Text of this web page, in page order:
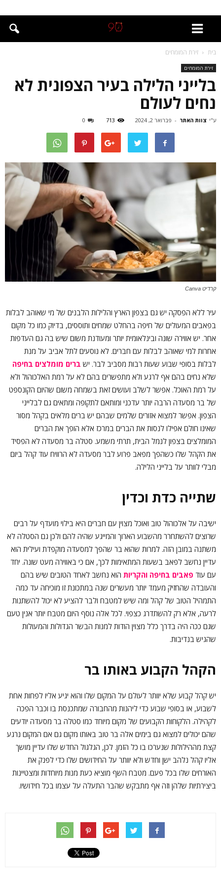
בית זירת המומחים
זירת המומחים
בלייני הלילה בעיר הצפונית לא
נחים לעולם
ע"י צוות האתר - פברואר 2, 2024 713
0
קרדיט Canva
עיר ללא הפסקה יש גם בצפון הארץ והלילות הלבנים של מי שאוהב לבלות
בפאבים המעולים של חיפה בהחלט שמחים ותוססים, בדיוק כמו כל מקום
אחר. יש אווירה שונה ובינלאומית יותר ומעודנת משום שיש בה גם העדפות
אחרות למי שאוהב לבלות עם חברים. לא נוסעים לתל אביב על מנת
לבלות בסופי שבוע שעות רבות מסביב לבר. יש ברים מומלצים בחיפה
שלא נחים בהם אף לרגע ולא מתפשרים בהם לא על רמת האלכוהול ולא
על רמת האוכל. אפשר לשלב ועושים זאת בשמחה משום שהיום הקונספט
של בר מסעדה הרבה יותר עדכני ומותאם לתקופה ומתאים גם לבלייני
הצפון. אפשר למצוא אזורים שלמים שבהם יש ברים מלאים בקהל מסור
שאינו חולם אפילו לנסות את הברים במרכז אלא הופך את הברים
המומלצים בצפון לנמל הבית, תרתי משמע. סטלה בר מסעדה לא הפסיד
את הקהל שלו כשהפך מפאב פרוע לבר מסעדה לא הרוויח עוד קהל ביום
מבלי לוותר על בלייני הלילה.
שתייה כדת וכדין
ישיבה על אלכוהול טוב ואוכל מצוין עם חברים היא בילוי מועדף על רבים
שרוצים להשתחרר מהשבוע הארוך והמייגע שהיה להם ולכן גם הסטלה לא
משתנה במובן הזה. למרות שהוא בר שהפך למסעדה מוקפדת ועילית הוא
עדיין נחשב לפאב בשעות המתאימות לכך, אם כי באווירה מעט שונה. יחד
עם עוד פאבים בחיפה והקריות הוא נחשב לאחד הטובים שיש בהם
והעובדה שהחזיק מעמד יותר מעשרים שנה במתכונת זו מוכיחה עד כמה
התמהיל הטוב של קהל ומה שיש למטבח ולבר להציע לא יכול להשתנות
לרעה, אלא רק להשתדרג כצפוי. לכל אלה נוסף היום מטבח יותר אנין טעם
שגם ככה היה בדרך כלל מצוין הודות למנות הבשר הגדולות והמעולות
שהגיש בנדיבות.
הקהל הקבוע באותו בר
יש קהל קבוע שלא יוותר לעולם על המקום שלו והוא יגיע אליו לפחות אחת
לשבוע, או בסופי שבוע כדי ליהנות מהחבורה שמתכנסת בו וכבר הפכה
לקהילה. הלקוחות הקבועים של מקום מיוחד כמו סטלה בר מסעדה יודעים
שהם יכולים למצוא גם בימים אלה בר טוב באותו מקום גם אם המקום נרגע
קצת מההילולות שנערכו בו כל הזמן. לכן, הגלגול החדש שלו עדיין מושך
אליו קהל נלהב ישן וחדש ולא יוותר על החידושים שלו כדי לפנק את
האורחים שלו בכל פעם. מטבח השף מוציא כעת מנות מיוחדות ומצטיינות
ביצירתיות שלהן וזה אף מתבקש שהבר התעלה על עצמו בכל חידושיו.